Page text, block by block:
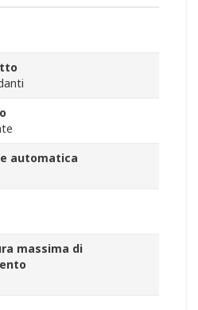
automatica
massima di